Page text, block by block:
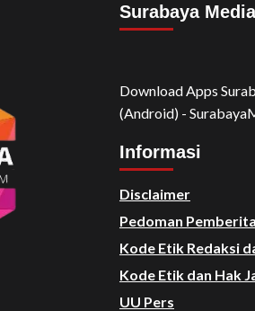
Surabaya
Download Apps
(Android) -
Informasi
Disclaimer
Pedoman
Kode Etik Redaksi
Kode Etik dan Hak
UU Pers